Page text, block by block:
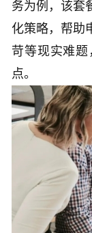
务为例，该套
化策略，帮助
苛等现实难
点。